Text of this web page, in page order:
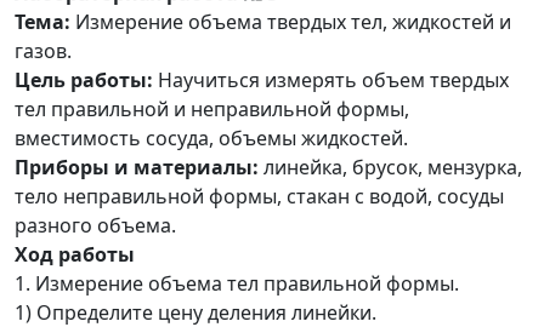
Тема: Измерение объема твердых тел, жидкостей и
газов.
Цель работы: Научиться измерять объем твердых
тел правильной и неправильной формы,
вместимость сосуда, объемы жидкостей.
Приборы и материалы: линейка, брусок, мензурка,
тело неправильной формы, стакан с водой, сосуды
разного объема.
Ход работы
1. Измерение объема тел правильной формы.
1) Определите цену деления линейки.